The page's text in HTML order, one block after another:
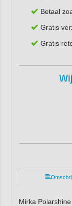
Betaal
Gratis
Gratis
Mirka